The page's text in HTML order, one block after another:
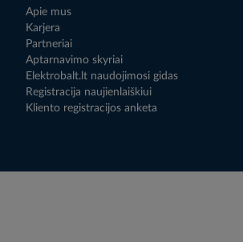
Apie mus
Karjera
Partneriai
Aptarnavimo skyriai
Elektrobalt.lt naudojimosi gidas
Registracija naujienlaiškiui
Kliento registracijos anketa